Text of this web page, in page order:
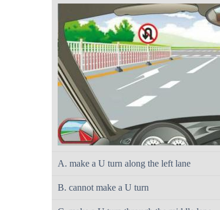
A. make a U turn along the left lane
B. cannot make a U turn